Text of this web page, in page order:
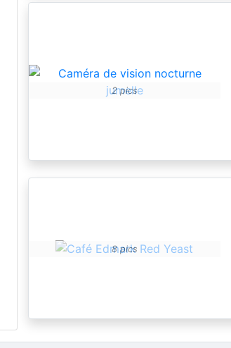
2 pics
8 pics